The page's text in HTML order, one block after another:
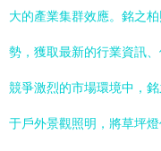
大的產業集群效應。銘之
勢，獲取最新的行業資訊
競爭激烈的市場環境中，
于戶外景觀照明，將草坪